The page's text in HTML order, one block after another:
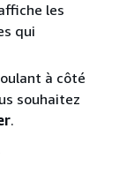
les
qui
à côté
souhaitez
.